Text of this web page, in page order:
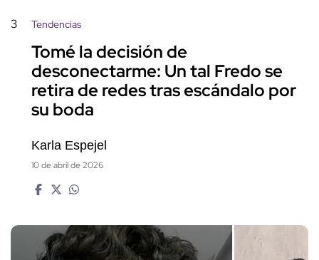
3 Tendencias
Tomé la decisión de
desconectarme: Un tal Fredo se
retira de redes tras escándalo por
su boda
Karla Espejel
10 de abril de 2026